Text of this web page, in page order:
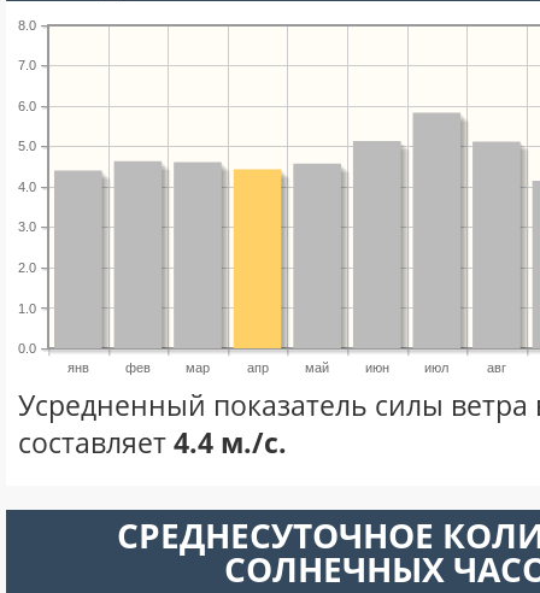
янв фев мар апр май июн июл авг
0.0
1.0
2.0
3.0
4.0
5.0
6.0
7.0
8.0
Усредненный показатель силы ветра
составляет4.4 м./с.
СРЕДНЕСУТОЧНОЕ
СОЛНЕЧНЫХ